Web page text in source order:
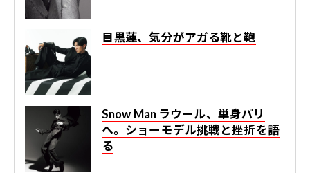
目黒蓮、気分がアガる靴と鞄
Snow Man ラウール、単身パリ
へ。ショーモデル挑戦と挫折を語
る